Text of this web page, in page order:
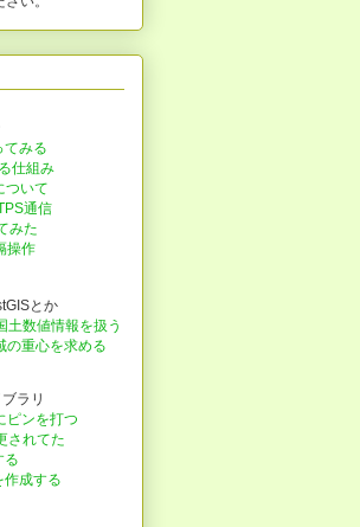
てみる
仕組み
ついて
通信
みた
操作
とか
土数値情報を扱う
の重心を求める
ラリ
ピンを打つ
されてた
る
作成する